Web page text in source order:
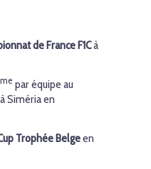
de France F1Cà
par équipe au
Siméria en
Trophée Belgeen